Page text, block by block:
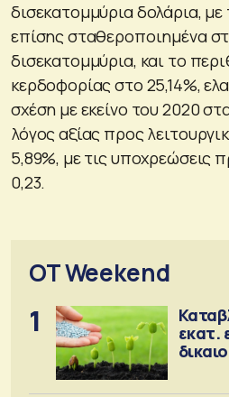
δισεκατομμύρια δολάρια,
επίσης σταθεροποιημένα
δισεκατομμύρια, και το
κερδοφορίας στο 25,14%,
σχέση με εκείνο του 2020
λόγος αξίας προς
5,89%, με τις υποχρεώσεις
0,23.
OT Weekend
1
εκατ.